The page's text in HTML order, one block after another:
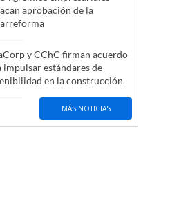
aprobación de la
y CChC firman acuerdo
impulsar estándares de
en la construcción
MÁS NOTICIAS